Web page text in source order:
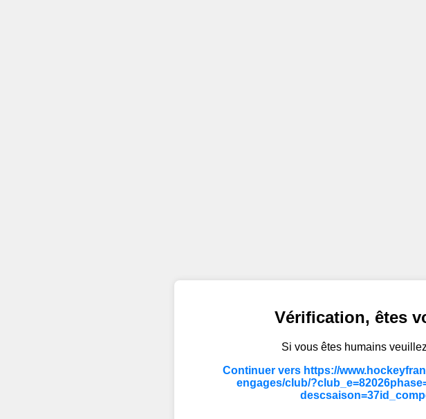
Vérification, êtes
Si vous êtes humains
Continuer vers https://
engages/club/